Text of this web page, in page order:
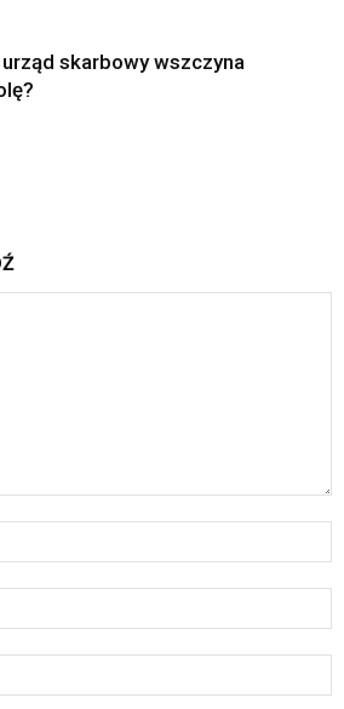
skarbowy wszczyna